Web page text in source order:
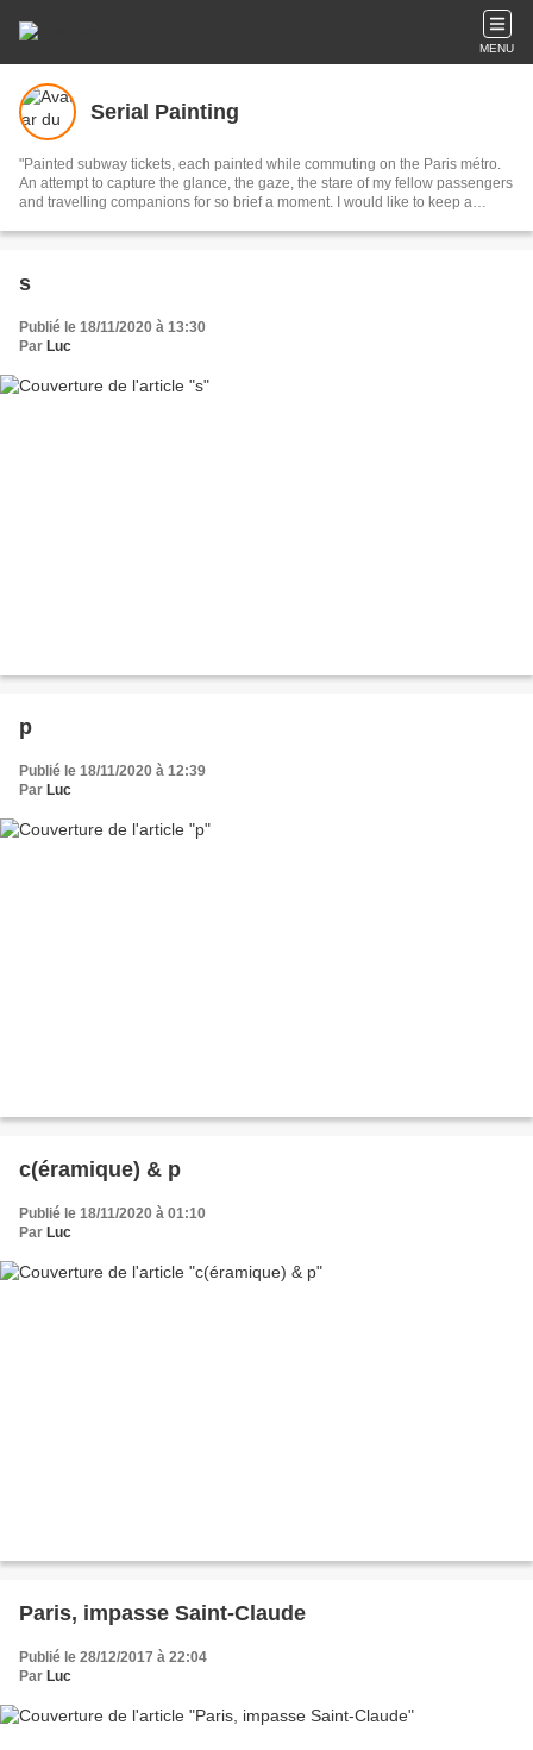
MENU
Serial Painting
"Painted subway tickets, each painted while commuting on the Paris métro.
An attempt to capture the glance, the gaze, the stare of my fellow passengers
and travelling companions for so brief a moment. I would like to keep a
memory fades until all that remains is a little paint on a small cardboard
s
Publié le 18/11/2020 à 13:30
Par Luc
p
Publié le 18/11/2020 à 12:39
Par Luc
c(éramique) & p
Publié le 18/11/2020 à 01:10
Par Luc
Paris, impasse Saint-Claude
Publié le 28/12/2017 à 22:04
Par Luc